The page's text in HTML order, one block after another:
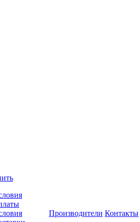
Производители Контакты